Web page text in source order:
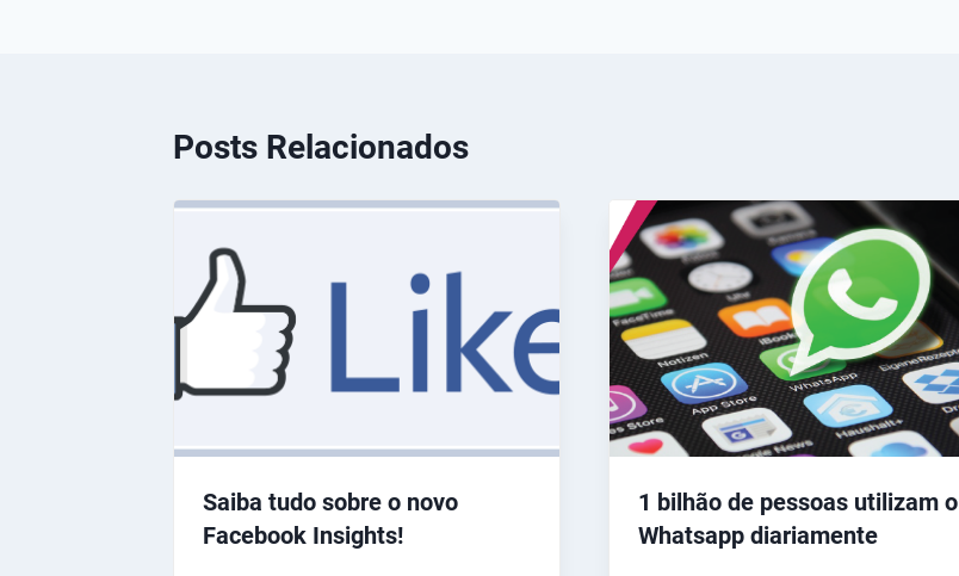
Posts Relacionados
Saiba tudo sobre o novo
Facebook Insights!
1 bilhão de pessoas utilizam o
Whatsapp diariamente